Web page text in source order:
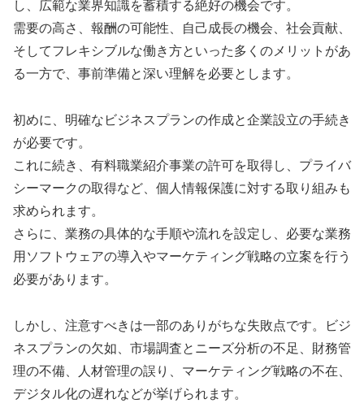
し、広範な業界知識を蓄積する絶好の機会です。
需要の高さ、報酬の可能性、自己成長の機会、社会貢献、
そしてフレキシブルな働き方といった多くのメリットがあ
る一方で、事前準備と深い理解を必要とします。
初めに、明確なビジネスプランの作成と企業設立の手続き
が必要です。
これに続き、有料職業紹介事業の許可を取得し、プライバ
シーマークの取得など、個人情報保護に対する取り組みも
求められます。
さらに、業務の具体的な手順や流れを設定し、必要な業務
用ソフトウェアの導入やマーケティング戦略の立案を行う
必要があります。
しかし、注意すべきは一部のありがちな失敗点です。ビジ
ネスプランの欠如、市場調査とニーズ分析の不足、財務管
理の不備、人材管理の誤り、マーケティング戦略の不在、
デジタル化の遅れなどが挙げられます。